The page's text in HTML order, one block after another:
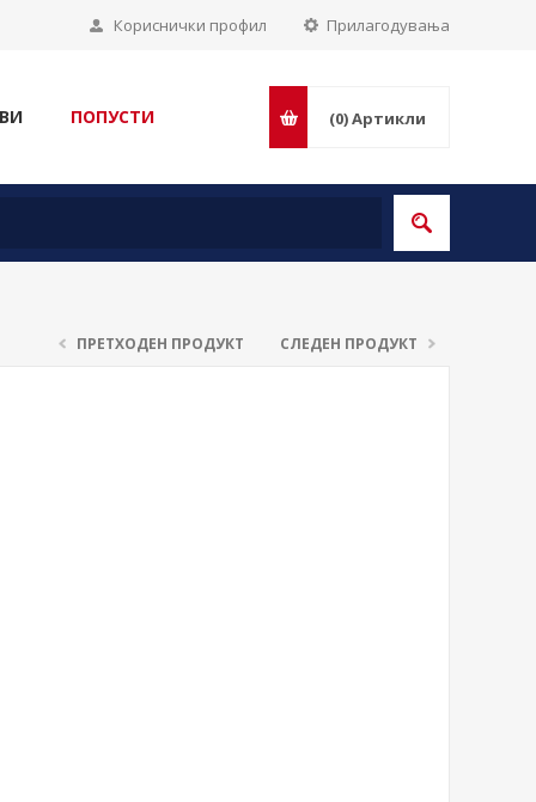
Прилагодувања
Кориснички профил
ПОПУСТИ (0)Артикли
ПРЕТХОДЕН ПРОДУКТ СЛЕДЕН ПРОДУКТ